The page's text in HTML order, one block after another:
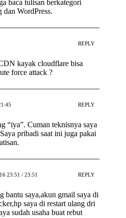
baca tulisan berkategori
dan WordPress.
REPLY
kayak cloudflare bisa
force attack ?
REPLY
“iya”. Cuman teknisnya saya
pribadi saat ini juga pakai
23:51 / 23:51 REPLY
bantu saya,akun gmail saya di
saya di restart ulang dri
sudah usaha buat rebut